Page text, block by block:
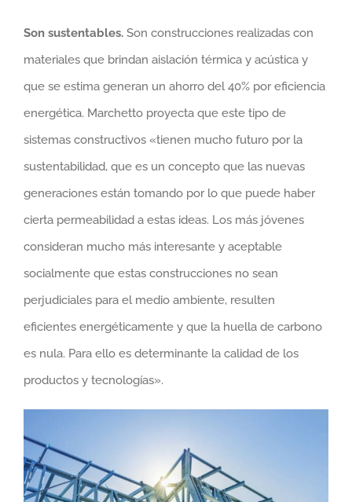
Son sustentables. Son construcciones realizadas con
materiales que brindan aislación térmica y acústica y
que se estima generan un ahorro del 40% por eficiencia
energética. Marchetto proyecta que este tipo de
sistemas constructivos «tienen mucho futuro por la
sustentabilidad, que es un concepto que las nuevas
generaciones están tomando por lo que puede haber
cierta permeabilidad a estas ideas. Los más jóvenes
consideran mucho más interesante y aceptable
socialmente que estas construcciones no sean
perjudiciales para el medio ambiente, resulten
eficientes energéticamente y que la huella de carbono
es nula. Para ello es determinante la calidad de los
productos y tecnologías».